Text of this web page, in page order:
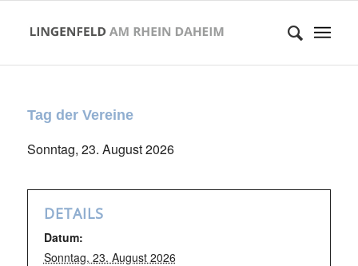
Tag der Vereine
Sonntag, 23. August 2026
DETAILS
Datum:
Sonntag, 23. August 2026